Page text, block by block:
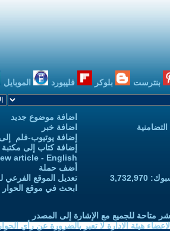
بنترست بلوكر فليبورد الموبايل
اضافة موضوع جديد
اضافة خبر
إضافة يوتيوب-فلم
إضافة كتاب إلى مكتبة
article - English
أضف حملة
تعديل الموقع الفرعي
ابحث في موقع الحوار
متاحة للجميع مع الإشارة إلى المصدر
هيئة الادارة لا تعبر بالضرورة عن رأي